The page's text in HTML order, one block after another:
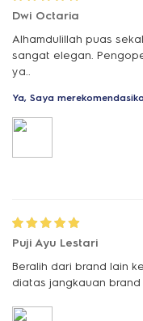
Dwi Octaria
Alhamdulillah puas
sangat elegan.
ya..
Ya, Saya
Puji Ayu Lestari
Beralih dari brand lain
diatas jangkauan brand